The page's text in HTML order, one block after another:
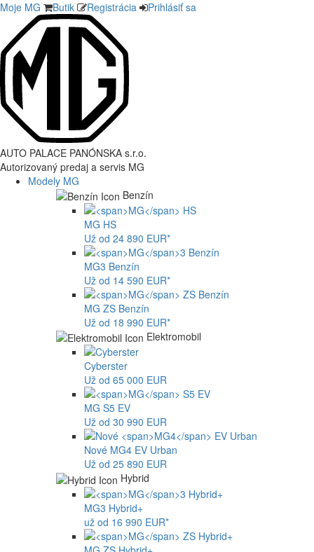
Moje MG Butik Registrácia Prihlásiť sa
AUTO PALACE PANÓNSKA s.r.o.
Autorizovaný predaj a servis MG
Modely MG
Benzín
MG HS
Už od 24 890 EUR*
MG3 Benzín
Už od 14 590 EUR*
MG ZS Benzín
Už od 18 990 EUR*
Elektromobil
Cyberster
Už od 65 000 EUR
MG S5 EV
Už od 30 990 EUR
Nové MG4 EV Urban
Už od 25 890 EUR
Hybrid
MG3 Hybrid+
už od 16 990 EUR*